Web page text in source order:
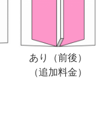
あり（前後）
（追加料金）